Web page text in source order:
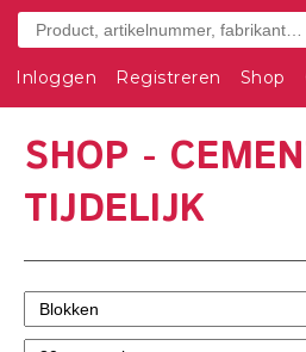
Inloggen Registreren Shop
SHOP -
TIJDELIJK